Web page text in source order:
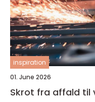
inspiration
01. June 2026
Skrot fra